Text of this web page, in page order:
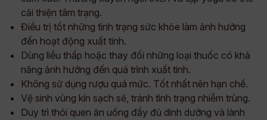
cải thiện tâm trạng.
Điều trị tốt những tình trạng sức khỏe làm ảnh hưởng
đến hoạt động xuất tinh.
Dùng liều thấp hoặc thay đổi những loại thuốc có khả
năng ảnh hưởng đến quá trình xuất tinh.
Không sử dụng rượu quá mức. Tốt nhất nên hạn chế.
Vệ sinh vùng kín sạch sẽ, tránh tình trạng nhiễm trùng.
Duy trì thói quen ăn uống đầy đủ dinh dưỡng và lành